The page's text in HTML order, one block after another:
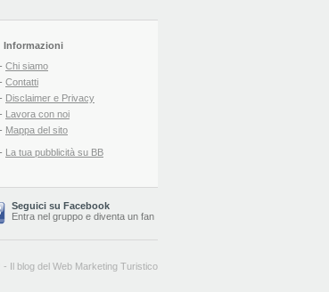
Informazioni
- Chi siamo
- Contatti
- Disclaimer e Privacy
- Lavora con noi
- Mappa del sito
- La tua pubblicità su BB
Seguici su Facebook
Entra nel gruppo e diventa un fan
- Il blog del Web Marketing Turistico